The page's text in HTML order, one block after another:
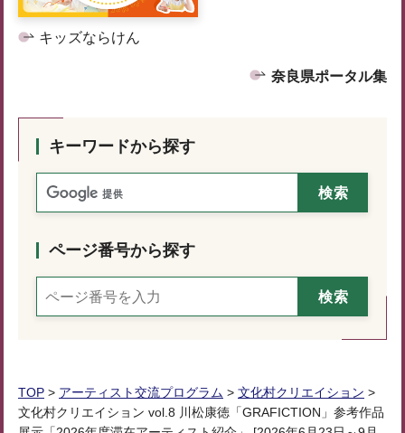
キッズならけん
奈良県ポータル集
キーワードから探す
ページ番号から探す
TOP > アーティスト交流プログラム > 文化村クリエイション >
文化村クリエイション vol.8 川松康徳「GRAFICTION」参考作品